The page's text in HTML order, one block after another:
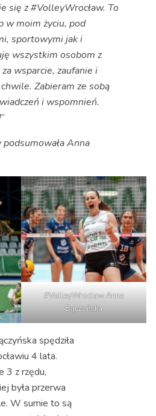
się z #VolleyWrocław. To
w moim życiu, pod
sportowymi jak i
wszystkim osobom z
wsparcie, zaufanie i
Zabieram ze sobą
i wspomnień.
“
Anna
#VolleyWroclaw Anna
Bączyńska
spędziła
4 lata.
3 z rzędu,
była przerwa
W sumie to są